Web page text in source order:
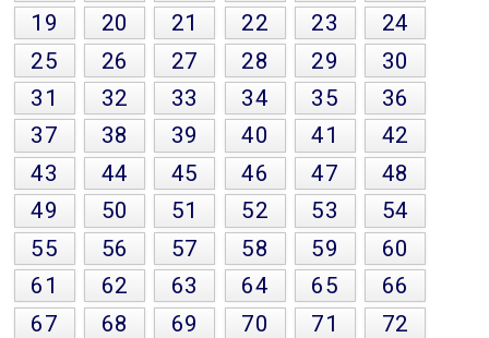
19
20 21 22 23
24
25
26 27 28 29
30
31
32 33 34 35
36
37
38 39 40 41
42
43
44 45 46 47
48
49
50 51 52 53
54
55
56 57 58 59
60
61
62 63 64 65
66
67
68 69 70 71
72